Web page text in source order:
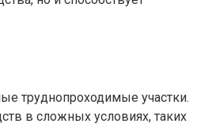
труднопроходимые участки.
в сложных условиях, таких